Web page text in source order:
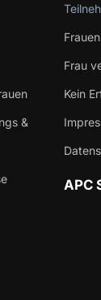
Frau
Kein
&
APC